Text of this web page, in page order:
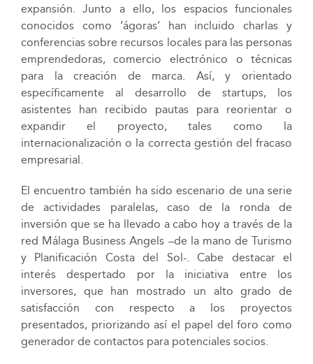
expansión. Junto a ello, los espacios funcionales
conocidos como ‘ágoras’ han incluido charlas y
conferencias sobre recursos locales para las personas
emprendedoras, comercio electrónico o técnicas
para la creación de marca. Así, y orientado
específicamente al desarrollo de startups, los
asistentes han recibido pautas para reorientar o
expandir el proyecto, tales como la
internacionalización o la correcta gestión del fracaso
empresarial.
El encuentro también ha sido escenario de una serie
de actividades paralelas, caso de la ronda de
inversión que se ha llevado a cabo hoy a través de la
red Málaga Business Angels –de la mano de Turismo
y Planificación Costa del Sol-. Cabe destacar el
interés despertado por la iniciativa entre los
inversores, que han mostrado un alto grado de
satisfacción con respecto a los proyectos
presentados, priorizando así el papel del foro como
generador de contactos para potenciales socios.